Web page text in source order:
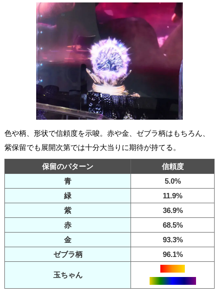
色や柄、形状で信頼度を示唆。赤や金、ゼブラ柄はもちろん、
紫保留でも展開次第では十分大当りに期待が持てる。
保留のパターン
信頼度
青
5.0%
緑
11.9%
紫
36.9%
赤
68.5%
金
93.3%
ゼブラ柄
96.1%
玉ちゃん